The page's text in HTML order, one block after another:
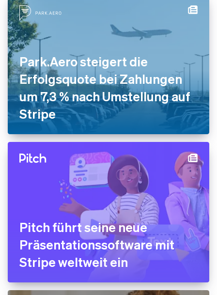
Park.Aero steigert die
Erfolgsquote bei Zahlungen
um 7,3 % nach Umstellung auf
Stripe
Pitch führt seine neue
Präsentationssoftware mit
Stripe weltweit ein